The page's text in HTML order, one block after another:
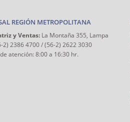
REGIÓN METROPOLITANA
y Ventas: La Montaña 355, Lampa
2) 2386 4700 / (56-2) 2622 3030
atención: 8:00 a 16:30 hr.